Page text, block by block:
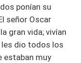
ponían su
señor Oscar
gran vida; vivían
les dio todos los
estaban muy